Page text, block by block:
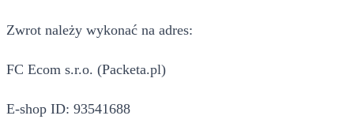
Zwrot należy wykonać na adres:
FC Ecom s.r.o. (Packeta.pl)
E-shop ID: 93541688